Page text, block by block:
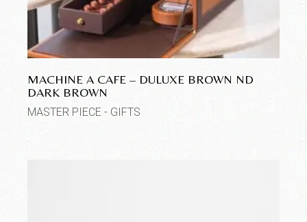
MACHINE A CAFE – DULUXE BROWN ND
DARK BROWN
MASTER PIECE - GIFTS